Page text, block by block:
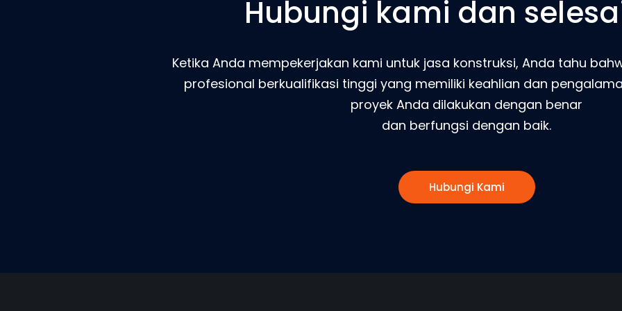
Hubungi kami dan
Ketika Anda mempekerjakan kami untuk jasa konstruksi, Anda tahu
profesional berkualifikasi tinggi yang memiliki keahlian dan
proyek Anda dilakukan dengan benar
dan berfungsi dengan baik.
Hubungi Kami